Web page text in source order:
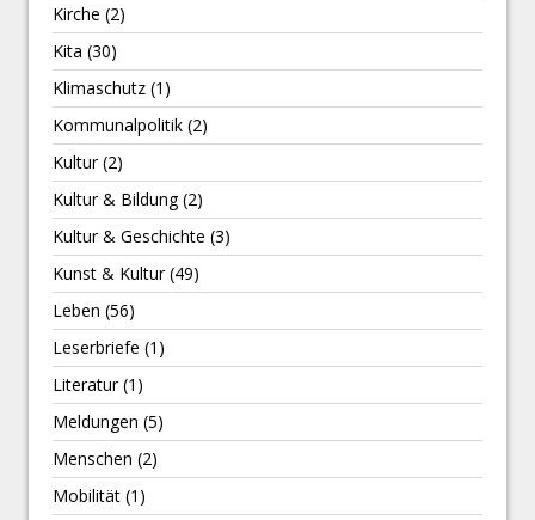
Kirche (2)
Kita (30)
Klimaschutz (1)
Kommunalpolitik (2)
Kultur(2)
Kultur & Bildung(2)
Kultur & Geschichte (3)
Kunst & Kultur(49)
Leben (56)
Leserbriefe (1)
Literatur(1)
Meldungen (5)
Menschen (2)
Mobilität (1)